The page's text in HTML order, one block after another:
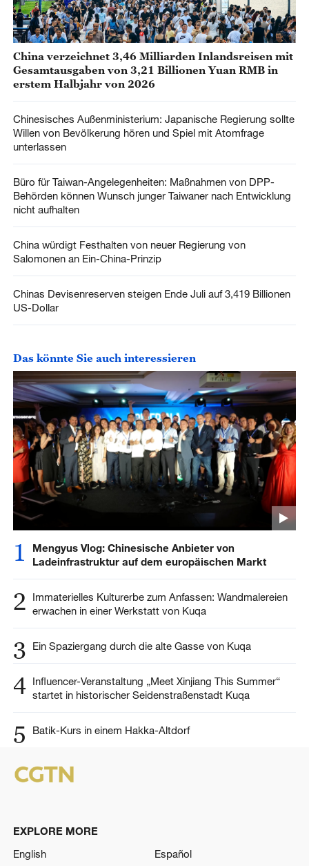
China verzeichnet 3,46 Milliarden Inlandsreisen mit
Gesamtausgaben von 3,21 Billionen Yuan RMB in
erstem Halbjahr von 2026
Chinesisches Außenministerium: Japanische Regierung sollte
Willen von Bevölkerung hören und Spiel mit Atomfrage
unterlassen
Büro für Taiwan-Angelegenheiten: Maßnahmen von DPP-
Behörden können Wunsch junger Taiwaner nach Entwicklung
nicht aufhalten
China würdigt Festhalten von neuer Regierung von
Salomonen an Ein-China-Prinzip
Chinas Devisenreserven steigen Ende Juli auf 3,419 Billionen
US-Dollar
Das könnte Sie auch interessieren
1
Mengyus Vlog: Chinesische Anbieter von
Ladeinfrastruktur auf dem europäischen Markt
2
Immaterielles Kulturerbe zum Anfassen: Wandmalereien
erwachen in einer Werkstatt von Kuqa
3 Ein Spaziergang durch die alte Gasse von Kuqa
4 Influencer-Veranstaltung „Meet Xinjiang This Summer“
startet in historischer Seidenstraßenstadt Kuqa
5 Batik-Kurs in einem Hakka-Altdorf
EXPLORE MORE
English
Español